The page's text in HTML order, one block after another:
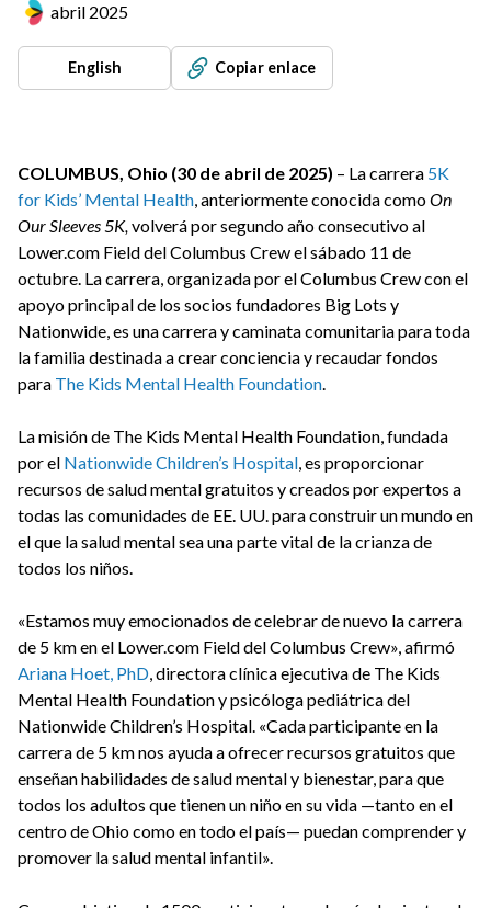
abril 2025
English Copiar enlace
COLUMBUS, Ohio (30 de abril de 2025) – La carrera 5K
for Kids’ Mental Health, anteriormente conocida comoOn
Our Sleeves 5K,volverá por segundo año consecutivo al
Lower.com Field del Columbus Crew el sábado 11 de
octubre. La carrera, organizada por el Columbus Crew con el
apoyo principal de los socios fundadores Big Lots y
Nationwide, es una carrera y caminata comunitaria para toda
la familia destinada a crear conciencia y recaudar fondos
para The Kids Mental Health Foundation.
La misión de The Kids Mental Health Foundation, fundada
por el Nationwide Children’s Hospital, es proporcionar
recursos de salud mental gratuitos y creados por expertos a
todas las comunidades de EE. UU. para construir un mundo en
el que la salud mental sea una parte vital de la crianza de
todos los niños.
«Estamos muy emocionados de celebrar de nuevo la carrera
de 5 km en el Lower.com Field del Columbus Crew», afirmó
Ariana Hoet, PhD, directora clínica ejecutiva de The Kids
Mental Health Foundation y psicóloga pediátrica del
Nationwide Children’s Hospital. «Cada participante en la
carrera de 5 km nos ayuda a ofrecer recursos gratuitos que
enseñan habilidades de salud mental y bienestar, para que
todos los adultos que tienen un niño en su vida —tanto en el
centro de Ohio como en todo el país— puedan comprender y
promover la salud mental infantil».